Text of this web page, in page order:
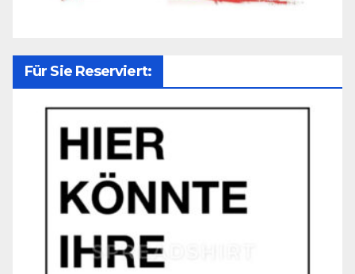
Für Sie Reserviert: